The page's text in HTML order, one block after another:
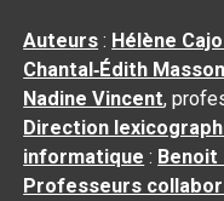
Auteurs : Hélène
Chantal‑Édith
Nadine Vincent,
Direction
informatique : Benoit
Professeurs